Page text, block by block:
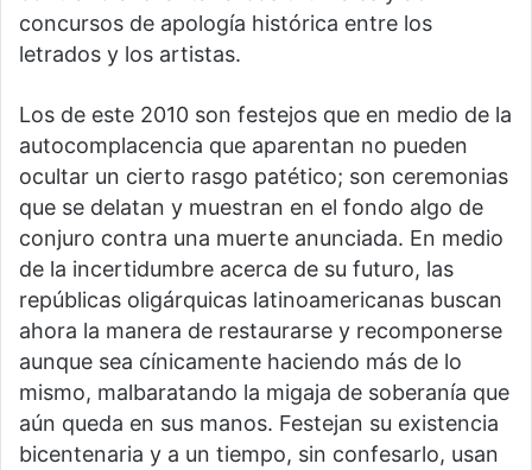
concursos de apología histórica entre los
letrados y los artistas.
Los de este 2010 son festejos que en medio de la
autocomplacencia que aparentan no pueden
ocultar un cierto rasgo patético; son ceremonias
que se delatan y muestran en el fondo algo de
conjuro contra una muerte anunciada. En medio
de la incertidumbre acerca de su futuro, las
repúblicas oligárquicas latinoamericanas buscan
ahora la manera de restaurarse y recomponerse
aunque sea cínicamente haciendo más de lo
mismo, malbaratando la migaja de soberanía que
aún queda en sus manos. Festejan su existencia
bicentenaria y a un tiempo, sin confesarlo, usan